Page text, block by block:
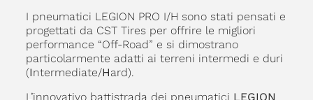
I pneumatici LEGION PRO I/H sono stati pensati e
progettati da CST Tires per offrire le migliori
performance “Off-Road” e si dimostrano
particolarmente adatti ai terreni intermedi e duri
(Intermediate/Hard).
L’innovativo battistrada dei pneumatici LEGION